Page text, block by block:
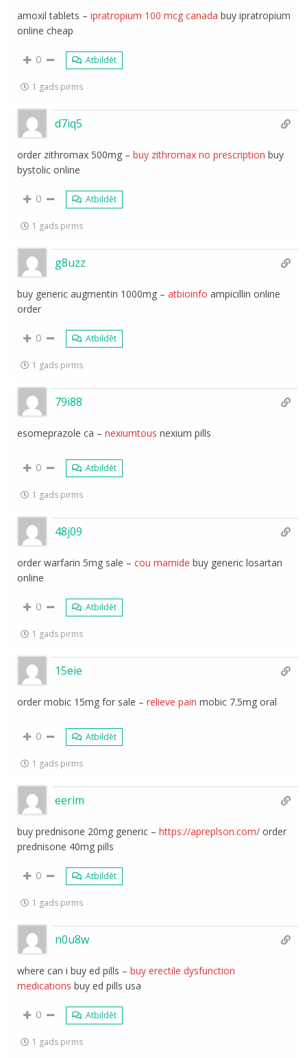
amoxil tablets –ipratropium 100 mcg canada buy ipratropium
online cheap
0 Atbildēt
1 gads pirms
d7iq5
order zithromax 500mg –buy zithromax no prescription buy
bystolic online
0 Atbildēt
1 gads pirms
g8uzz
buy generic augmentin 1000mg –atbioinfo ampicillin online
order
0 Atbildēt
1 gads pirms
79i88
esomeprazole ca –nexiumtous nexium pills
0 Atbildēt
1 gads pirms
48j09
order warfarin 5mg sale –cou mamide buy generic losartan
online
0 Atbildēt
1 gads pirms
15eie
order mobic 15mg for sale –relieve pain mobic 7.5mg oral
0 Atbildēt
1 gads pirms
eerim
buy prednisone 20mg generic –https://apreplson.com/ order
prednisone 40mg pills
0 Atbildēt
1 gads pirms
n0u8w
where can i buy ed pills –buy erectile dysfunction
medications buy ed pills usa
0 Atbildēt
1 gads pirms